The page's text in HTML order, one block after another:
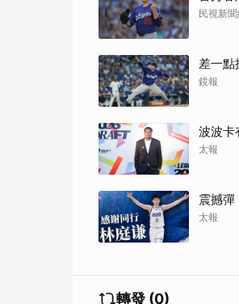
民視新
差一
鏡報
波波
太報
震撼
太報
轉發 (0)